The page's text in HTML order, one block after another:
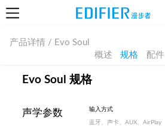
产品详情 / Evo Soul
概述
规格 配件
Evo Soul 规格
声学参数 输入方式
蓝牙、声卡、AUX、AirPlay